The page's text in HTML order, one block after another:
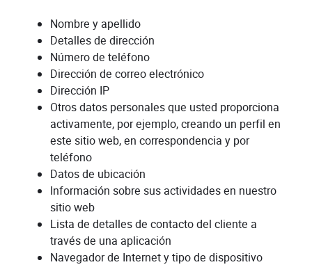
Nombre y apellido
Detalles de dirección
Número de teléfono
Dirección de correo electrónico
Dirección IP
Otros datos personales que usted proporciona
activamente, por ejemplo, creando un perfil en
este sitio web, en correspondencia y por
teléfono
Datos de ubicación
Información sobre sus actividades en nuestro
sitio web
Lista de detalles de contacto del cliente a
través de una aplicación
Navegador de Internet y tipo de dispositivo